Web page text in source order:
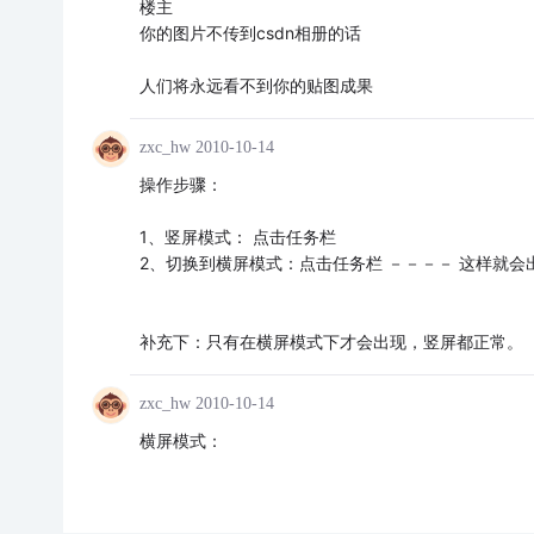
楼主
你的图片不传到csdn相册的话
人们将永远看不到你的贴图成果
zxc_hw 2010-10-14
操作步骤：
1、竖屏模式： 点击任务栏
2、切换到横屏模式：点击任务栏 －－－－ 这样就会
补充下：只有在横屏模式下才会出现，竖屏都正常。
zxc_hw 2010-10-14
横屏模式：